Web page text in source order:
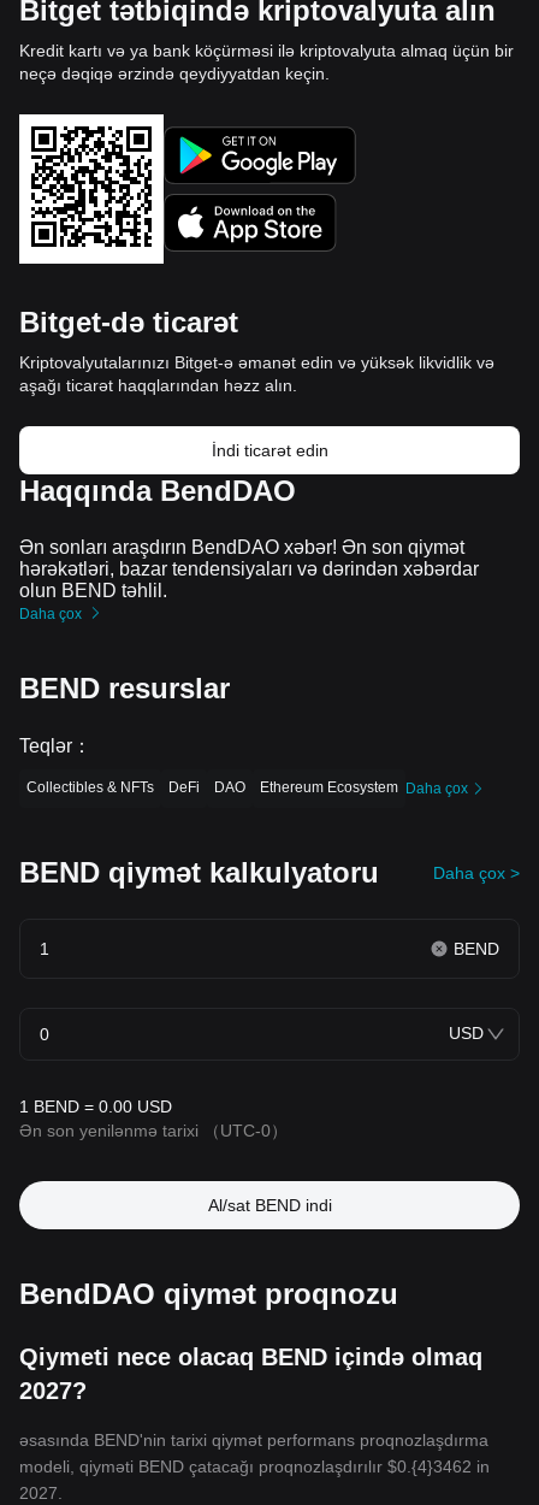
Bitget tətbiqində kriptovalyuta alın
Kredit kartı və ya bank köçürməsi ilə kriptovalyuta almaq üçün bir
neçə dəqiqə ərzində qeydiyyatdan keçin.
Bitget-də ticarət
Kriptovalyutalarınızı Bitget-ə əmanət edin və yüksək likvidlik və
aşağı ticarət haqqlarından həzz alın.
İndi ticarət edin
Haqqında BendDAO
Ən sonları araşdırın BendDAO xəbər! Ən son qiymət
hərəkətləri, bazar tendensiyaları və dərindən xəbərdar
olun BEND təhlil.
Daha çox
BEND resurslar
Teqlər ：
Collectibles & NFTs DeFi DAO Ethereum Ecosystem Daha çox
BEND qiymət kalkulyatoru Daha çox >
BEND
USD
1 BEND = 0.00 USD
Ən son yenilənmə tarixi
（UTC-0）
Al/sat BEND indi
BendDAO qiymət proqnozu
Qiymeti nece olacaq BEND içində olmaq
2027?
əsasında BEND'nin tarixi qiymət performans proqnozlaşdırma
modeli, qiyməti BEND çatacağı proqnozlaşdırılır $0.{4}3462 in
2027.